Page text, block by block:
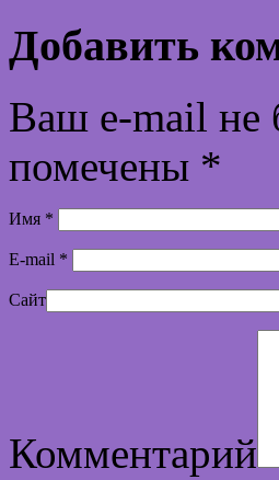
Добавить
Ваш e-mail не
помечены *
Имя *
E-mail *
Сайт
Комментарий